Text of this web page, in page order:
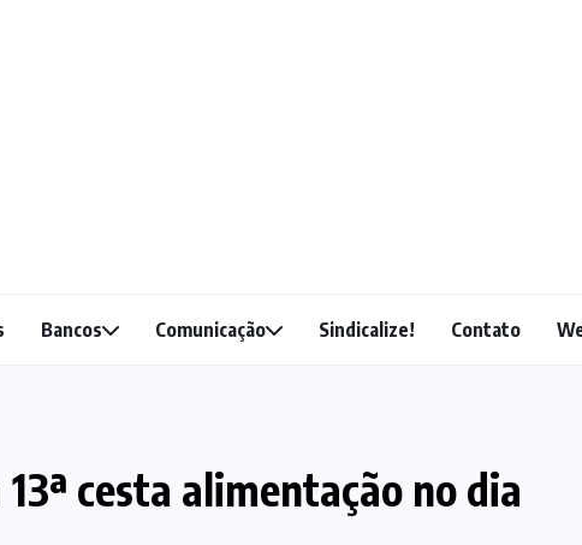
Bancos Comunicação Sindicalize! Contato
cesta alimentação no dia